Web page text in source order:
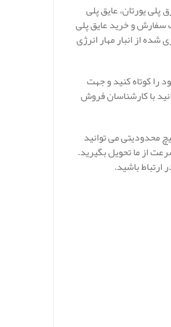
پلی یورتان، عایق پلی
سفارش و خرید عایق پلی
از انبار مهار انرژی
را کوتاه کنید و جهت
با کارشناسان فروش
محدودیتی می توانید
از ما تحویل بگیرید.
باشید.